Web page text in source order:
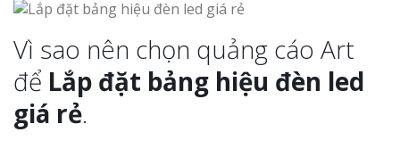
Vì sao nên chọn quảng cáo Art
để Lắp đặt bảng hiệu đèn led
giá rẻ.
Làm biển
tại Vinh Nghệ An